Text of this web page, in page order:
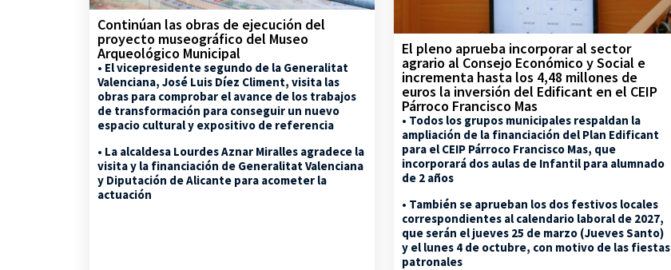
Continúan las obras de ejecución del
proyecto museográfico del Museo
Arqueológico Municipal
• El vicepresidente segundo de la Generalitat
Valenciana, José Luis Díez Climent, visita las
obras para comprobar el avance de los trabajos
de transformación para conseguir un nuevo
espacio cultural y expositivo de referencia
• La alcaldesa Lourdes Aznar Miralles agradece la
visita y la financiación de Generalitat Valenciana
y Diputación de Alicante para acometer la
actuación
El pleno aprueba incorporar al sector
agrario al Consejo Económico y Social e
incrementa hasta los 4,48 millones de
euros la inversión del Edificant en el CEIP
Párroco Francisco Mas
• Todos los grupos municipales respaldan la
ampliación de la financiación del Plan Edificant
para el CEIP Párroco Francisco Mas, que
incorporará dos aulas de Infantil para alumnado
de 2 años
• También se aprueban los dos festivos locales
correspondientes al calendario laboral de 2027,
que serán el jueves 25 de marzo (Jueves Santo)
y el lunes 4 de octubre, con motivo de las fiestas
patronales